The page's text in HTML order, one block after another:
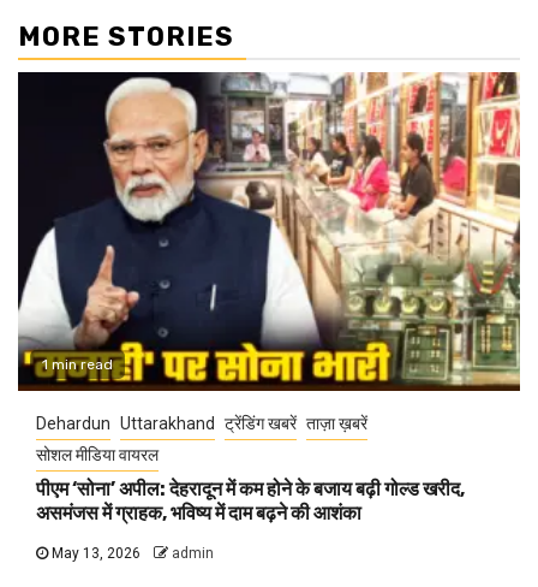
MORE STORIES
1 min read
Dehardun Uttarakhand ट्रेंडिंग खबरें ताज़ा ख़बरें
सोशल मीडिया वायरल
पीएम ‘सोना’ अपील: देहरादून में कम होने के बजाय बढ़ी गोल्ड खरीद,
असमंजस में ग्राहक, भविष्य में दाम बढ़ने की आशंका
May 13, 2026 admin